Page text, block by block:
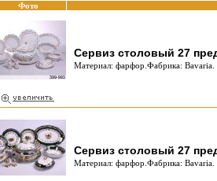
Фото
Сервиз столовый 27
Материал: фарфор.Фабрика: Bavaria.
Сервиз столовый 27
Материал: фарфор.Фабрика: Bavaria.